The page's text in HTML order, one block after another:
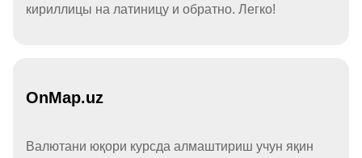
кириллицы на латиницу и обратно. Легко!
OnMap.uz
Валютани юқори курсда алмаштириш учун яқин